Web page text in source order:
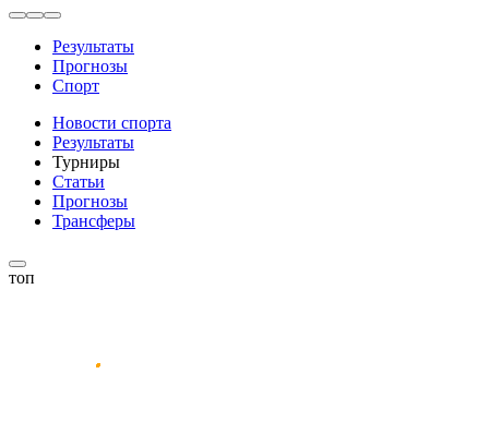
Результаты
Прогнозы
Спорт
Новости спорта
Результаты
Турниры
Статьи
Прогнозы
Трансферы
топ